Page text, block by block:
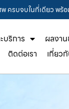
ครบจบในที่เดียว พร้อ
บริการ ผลงาน
ติดต่อเรา
เกี่ยว